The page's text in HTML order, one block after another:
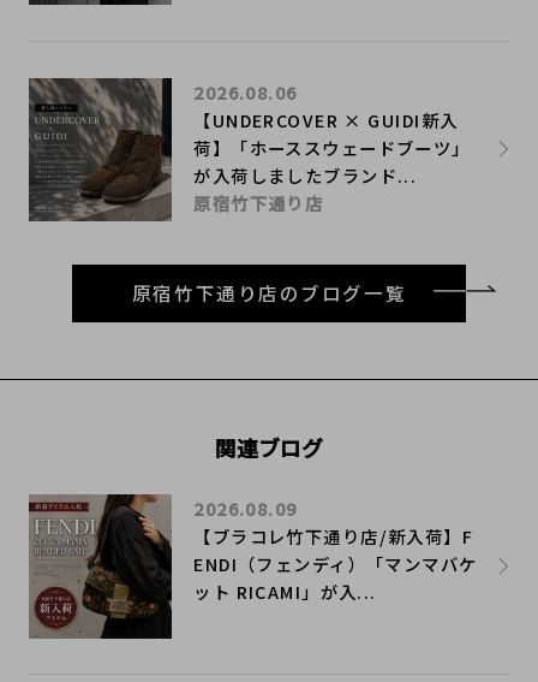
【UNDERCOVER × GUIDI新入
荷】「ホーススウェードブーツ」
が入荷しましたブランド...
2026.08.06
原宿竹下通り店
原宿竹下通り店のブログ一覧
関連ブログ
【ブラコレ竹下通り店/新入荷】F
ENDI（フェンディ）「マンマバケ
ット RICAMI」が入...
2026.08.09